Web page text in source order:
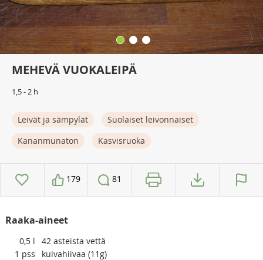
MEHEVÄ VUOKALEIPÄ
1,5 - 2 h
Leivät ja sämpylät
Suolaiset leivonnaiset
Kananmunaton
Kasvisruoka
179 81
Raaka-aineet
0,5 l
42 asteista vettä
1 pss
kuivahiivaa (11g)